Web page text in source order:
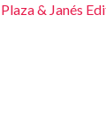
Plaza & Janés